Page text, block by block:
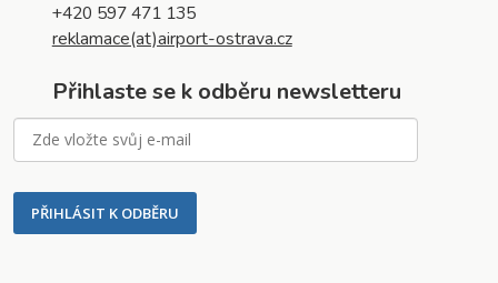
+420 597 471 135
reklamace(at)airport-ostrava.cz
Přihlaste se k odběru newsletteru
PŘIHLÁSIT K ODBĚRU